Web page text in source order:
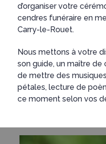
d’organiser votre
cendres funéraire en
Carry-le-Rouet.
Nous mettons à votre
son guide, un maître de
de mettre des
pétales, lecture de
ce moment selon vos